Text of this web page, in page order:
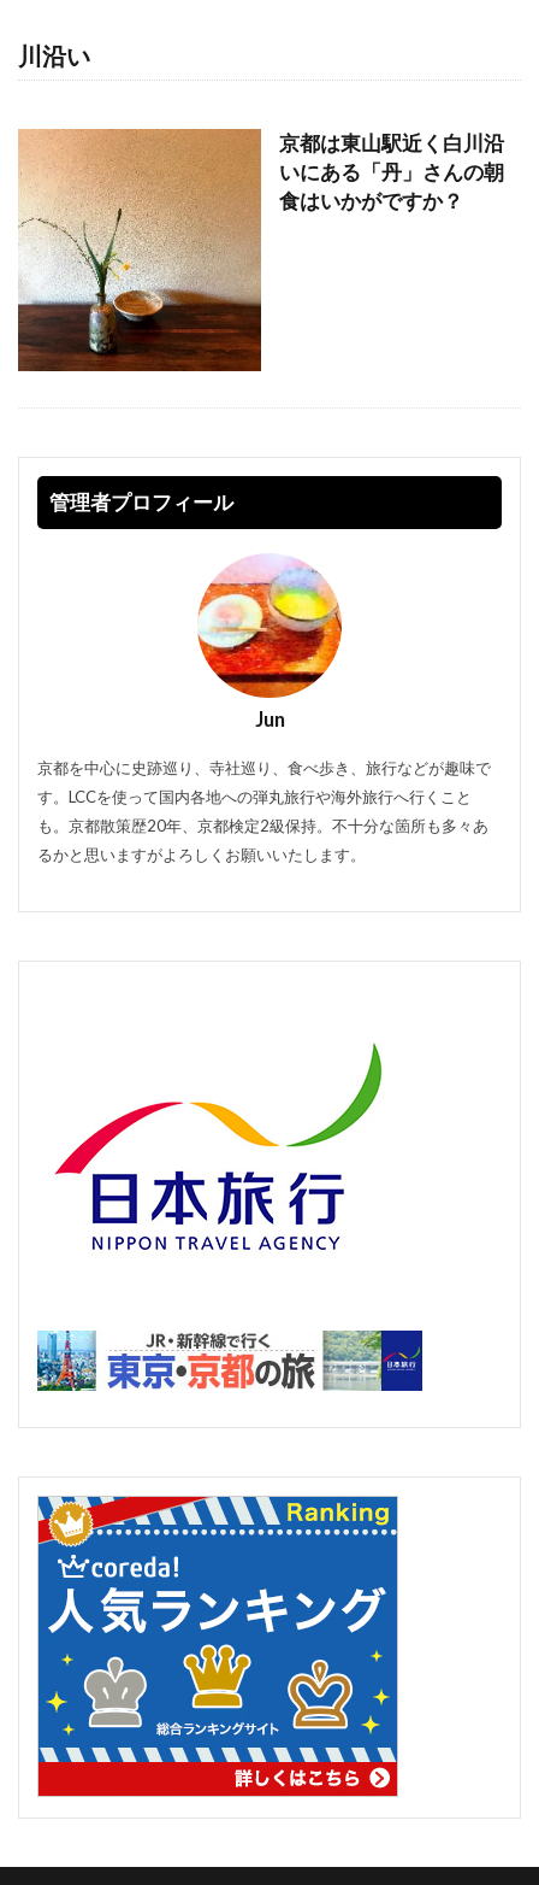
川沿い
京都は東山駅近く白川沿
いにある「丹」さんの朝
食はいかがですか？
管理者プロフィール
Jun
京都を中心に史跡巡り、寺社巡り、食べ歩き、旅行などが趣味で
す。LCCを使って国内各地への弾丸旅行や海外旅行へ行くこと
も。京都散策歴20年、京都検定2級保持。不十分な箇所も多々あ
るかと思いますがよろしくお願いいたします。